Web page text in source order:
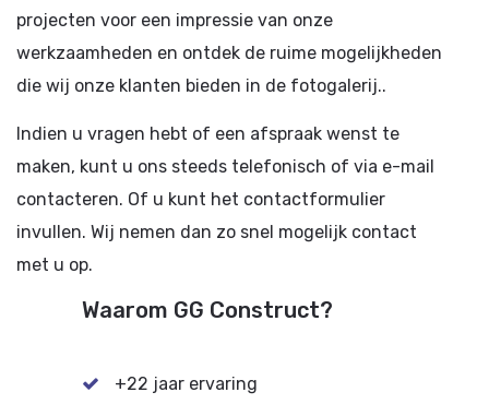
projecten voor een impressie van onze
werkzaamheden en ontdek de ruime mogelijkheden
die wij onze klanten bieden in de fotogalerij..
Indien u vragen hebt of een afspraak wenst te
maken, kunt u ons steeds telefonisch of via e-mail
contacteren. Of u kunt het contactformulier
invullen. Wij nemen dan zo snel mogelijk contact
met u op.
Waarom GG Construct?
+22 jaar ervaring